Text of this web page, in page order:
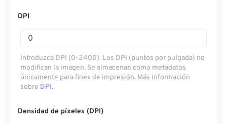
DPI
Introduzca DPI (0-2400). Los DPI (puntos por pulgada) no
modifican la imagen. Se almacenan como metadatos
únicamente para fines de impresión. Más información
sobre DPI.
Densidad de píxeles (DPI)